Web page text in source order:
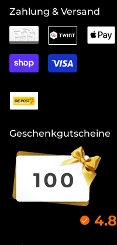
Zahlung & Versand
Geschenkgutscheine
4.8